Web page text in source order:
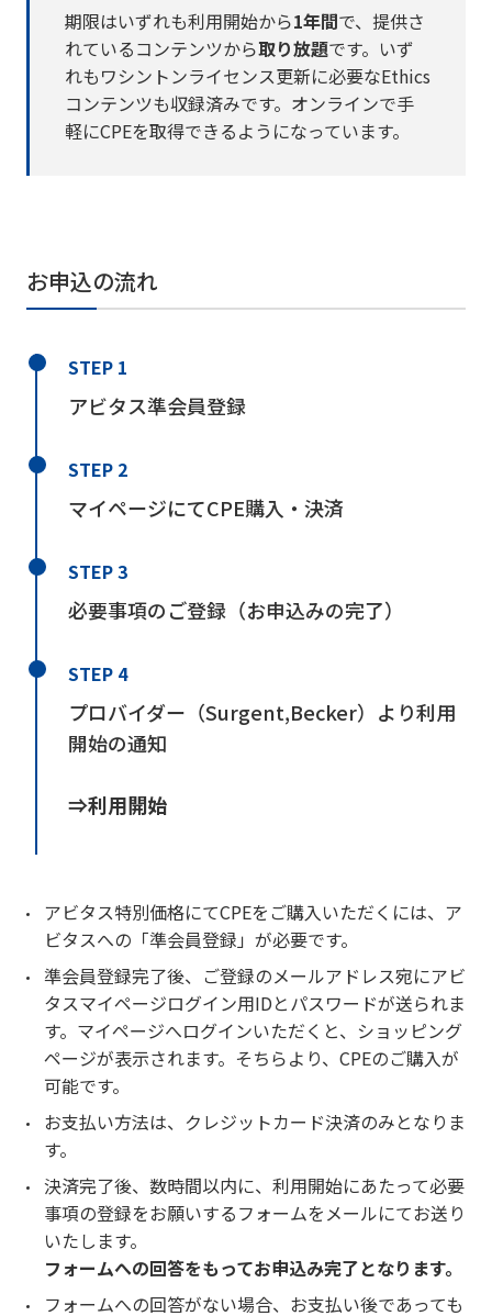
期限はいずれも利用開始から1年間で、提供さ
れているコンテンツから取り放題です。いず
れもワシントンライセンス更新に必要なEthics
コンテンツも収録済みです。オンラインで手
軽にCPEを取得できるようになっています。
お申込の流れ
STEP 1
アビタス準会員登録
STEP 2
マイページにてCPE購入・決済
STEP 3
必要事項のご登録（お申込みの完了）
STEP 4
プロバイダー（Surgent,Becker）より利用
開始の通知
⇒利用開始
アビタス特別価格にてCPEをご購入いただくには、ア
ビタスへの「準会員登録」が必要です。
準会員登録完了後、ご登録のメールアドレス宛にアビ
タスマイページログイン用IDとパスワードが送られま
す。マイページへログインいただくと、ショッピング
ページが表示されます。そちらより、CPEのご購入が
可能です。
お支払い方法は、クレジットカード決済のみとなりま
す。
決済完了後、数時間以内に、利用開始にあたって必要
事項の登録をお願いするフォームをメールにてお送り
いたします。
フォームへの回答をもってお申込み完了となります。
フォームへの回答がない場合、お支払い後であっても